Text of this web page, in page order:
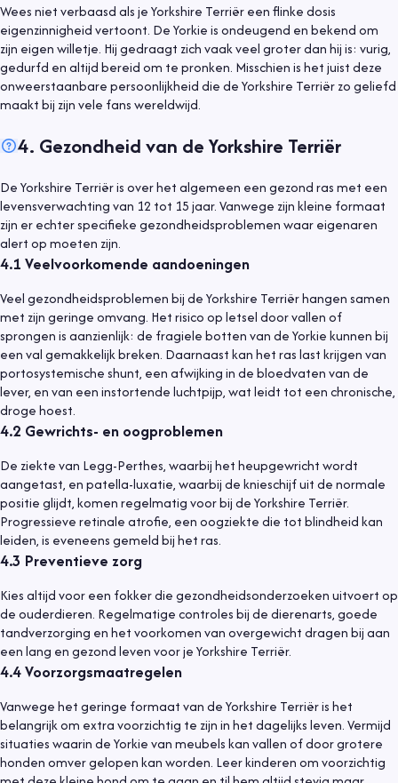
Wees niet verbaasd als je Yorkshire Terriër een flinke dosis
eigenzinnigheid vertoont. De Yorkie is ondeugend en bekend om
zijn eigen willetje. Hij gedraagt zich vaak veel groter dan hij is: vurig,
gedurfd en altijd bereid om te pronken. Misschien is het juist deze
onweerstaanbare persoonlijkheid die de Yorkshire Terriër zo geliefd
maakt bij zijn vele fans wereldwijd.
4. Gezondheid van de Yorkshire Terriër
De Yorkshire Terriër is over het algemeen een gezond ras met een
levensverwachting van 12 tot 15 jaar. Vanwege zijn kleine formaat
zijn er echter specifieke gezondheidsproblemen waar eigenaren
alert op moeten zijn.
4.1 Veelvoorkomende aandoeningen
Veel gezondheidsproblemen bij de Yorkshire Terriër hangen samen
met zijn geringe omvang. Het risico op letsel door vallen of
sprongen is aanzienlijk: de fragiele botten van de Yorkie kunnen bij
een val gemakkelijk breken. Daarnaast kan het ras last krijgen van
portosystemische shunt, een afwijking in de bloedvaten van de
lever, en van een instortende luchtpijp, wat leidt tot een chronische,
droge hoest.
4.2 Gewrichts- en oogproblemen
De ziekte van Legg-Perthes, waarbij het heupgewricht wordt
aangetast, en patella-luxatie, waarbij de knieschijf uit de normale
positie glijdt, komen regelmatig voor bij de Yorkshire Terriër.
Progressieve retinale atrofie, een oogziekte die tot blindheid kan
leiden, is eveneens gemeld bij het ras.
4.3 Preventieve zorg
Kies altijd voor een fokker die gezondheidsonderzoeken uitvoert op
de ouderdieren. Regelmatige controles bij de dierenarts, goede
tandverzorging en het voorkomen van overgewicht dragen bij aan
een lang en gezond leven voor je Yorkshire Terriër.
4.4Voorzorgsmaatregelen
Vanwege het geringe formaat van de Yorkshire Terriër is het
belangrijk om extra voorzichtig te zijn in het dagelijks leven. Vermijd
situaties waarin de Yorkie van meubels kan vallen of door grotere
honden omver gelopen kan worden. Leer kinderen om voorzichtig